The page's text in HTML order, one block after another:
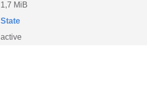
1,7 MiB
State
active